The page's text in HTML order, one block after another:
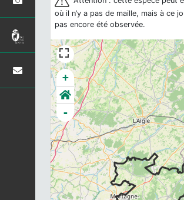
où il n’y a pas de maille, mais à ce
pas encore été observée.
+
-